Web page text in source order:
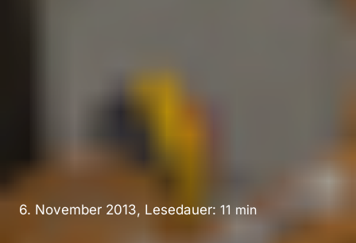
6. November 2013, Lesedauer: 11 min